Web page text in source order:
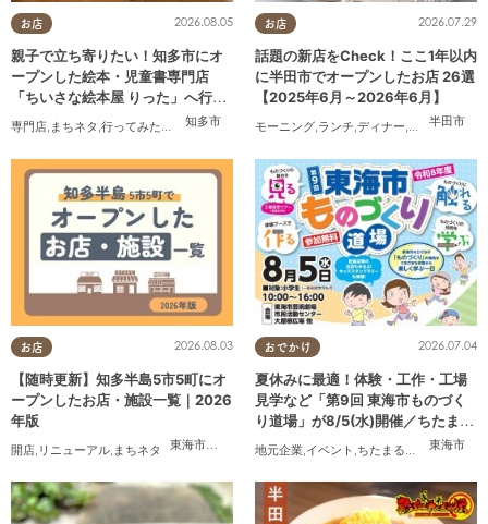
お店
知多市
2026.08.05
親子で立ち寄りたい！知多市にオ
ープンした絵本・児童書専門店
「ちいさな絵本屋 りった」へ行っ
てみた
専門店, まちネタ ,行ってみたレポ ,親子,家族 おひとりさま
お店
半田市
2026.07.29
話題の新店をCheck！ここ1年以内
に半田市でオープンしたお店 26選
【2025年6月～2026年6月】
モーニング,ランチ,ディナー,アルコール
お店
東海市大府市 知多市, 東浦町 ,阿久比町 半田市 常滑市,武豊
2026.08.03
【随時更新】知多半島5市5町にオ
ープンしたお店・施設一覧｜2026
年版
開店, リニューアル, まちネタ
おでかけ
東海市
2026.07.04
夏休みに最適！体験・工作・工場
見学など「第9回 東海市ものづく
り道場」が8/5(水)開催／ちたまる
広告
地元企業,イベント ,ちたまる広告 ,親子,家族